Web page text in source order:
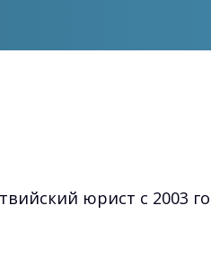
юрист с 2003